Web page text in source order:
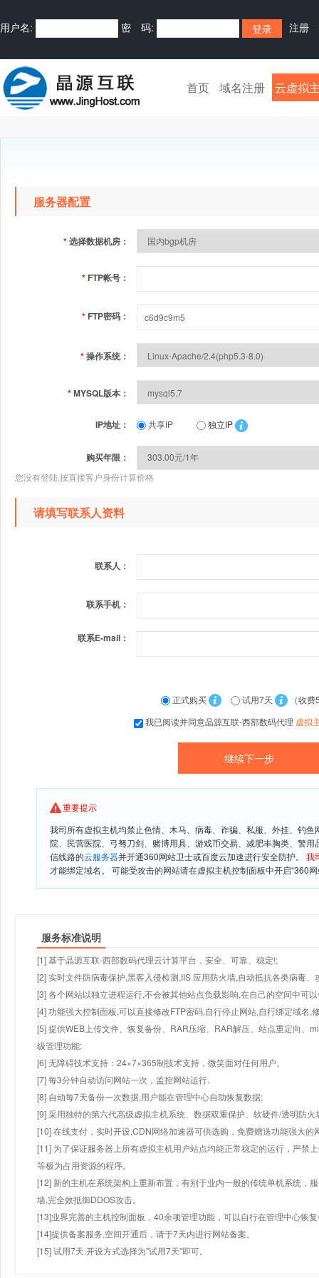
用户名: 密 码: 注册
首页 域名注册 云虚拟
服务器配置
*选择数据机房：
* FTP帐号：
* FTP密码：
*操作系统：
*MYSQL版本：
IP地址： 共享IP 独立IP
购买年限：
您没有登陆,按直接客户身份计算价格
请填写联系人资料
联系人：
联系手机：
联系E-mail：
正式购买 试用7天
（收费
我已阅读并同意晶源互联-西部数码代理 虚拟
重要提示
我司所有虚拟主机均禁止色情、木马、病毒、诈骗、私服、外挂、钓
院、民营医院、弓驽刀剑、赌博用具、游戏币交易、减肥丰胸类、警
信线路的云服务器并开通360网站卫士或百度云加速进行安全防护。 我
才能绑定域名。 可能受攻击的网站请在虚拟主机控制面板中开启“360
服务标准说明
[1] 基于晶源互联-西部数码代理云计算平台，安全、可靠、稳定!;
[2] 实时文件防病毒保护,黑客入侵检测,IIS 应用防火墙,自动抵抗各类病毒、
[3] 各个网站以独立进程运行,不会被其他站点负载影响,在自己的空间中可
[4] 功能强大控制面板,可以直接修改FTP密码,自行停止网站,自行绑定域名,
[5] 提供WEB上传文件、恢复备份、RAR压缩、RAR解压、站点重定向、
级管理功能;
[6] 无障碍技术支持：24×7×365制技术支持，微笑面对任何用户。
[7] 每3分钟自动访问网站一次，监控网站运行.
[8] 自动每7天备份一次数据,用户能在管理中心自助恢复数据;
[9] 采用独特的第六代高级虚拟主机系统、数据双重保护、软硬件/透明防火
[10] 在线支付，实时开设,CDN网络加速器可供选购，免费赠送功能强大
[11] 为了保证服务器上所有虚拟主机用户站点均能正常稳定的运行，严禁
等极为占用资源的程序。
[12] 新的主机在系统架构上重新布置，有别于业内一般的传统单机系统，
墙,完全效抵御DDOS攻击。
[13]业界完善的主机控制面板，40余项管理功能，可以自行在管理中心恢
[14]提供备案服务,空间开通后，请于7天内进行网站备案。
[15] 试用7天.开设方式选择为"试用7天"即可。